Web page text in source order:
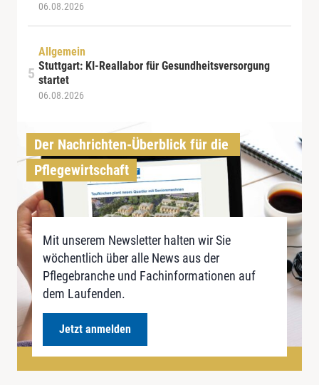
06.08.2026
Allgemein
Stuttgart: KI-Reallabor für Gesundheitsversorgung
startet
06.08.2026
Der Nachrichten-Überblick für die
Pflegewirtschaft
Mit unserem Newsletter halten wir Sie
wöchentlich über alle News aus der
Pflegebranche und Fachinformationen auf
dem Laufenden.
Jetzt anmelden